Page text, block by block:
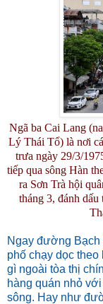
Ngã ba Cai Lang
Lý Thái Tổ) là nơi
trưa ngày 29/3/
tiếp qua sông Hàn
ra Sơn Trà hội
tháng 3, đánh
Ngay đường
phố chạy dọc
gì ngoài tòa thị
hàng quán nhỏ
sông. Hay như